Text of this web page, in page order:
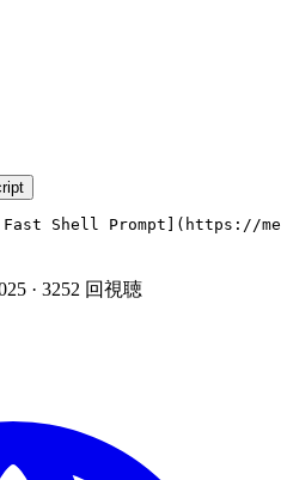
Shell Prompt](https://
· 3252 回視聴